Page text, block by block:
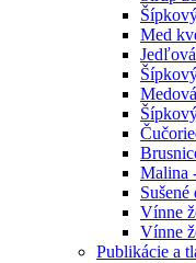
Med
Malina
Vínne
Vínne
Publikácie a